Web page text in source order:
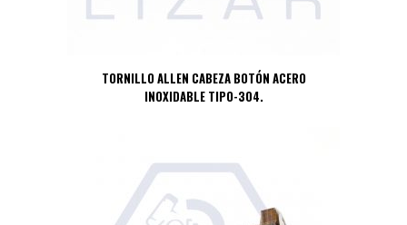
TORNILLO ALLEN CABEZA BOTÓN ACERO
INOXIDABLE TIPO-304.